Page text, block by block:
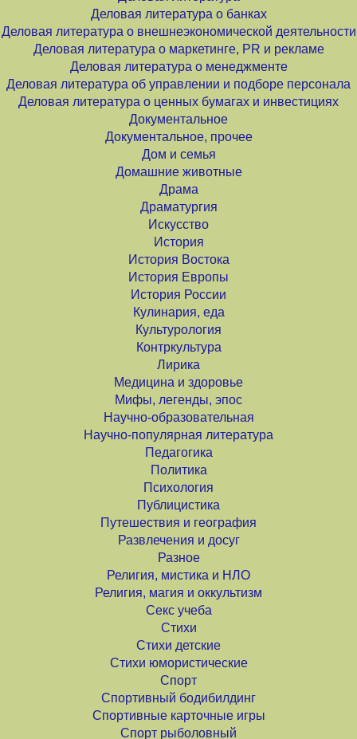
Деловая литература о банках
Деловая литература о внешнеэкономической деятельности
Деловая литература о маркетинге, PR и рекламе
Деловая литература о менеджменте
Деловая литература об управлении и подборе персонала
Деловая литература о ценных бумагах и инвестициях
Документальное
Документальное, прочее
Дом и семья
Домашние животные
Драма
Драматургия
Искусство
История
История Востока
История Европы
История России
Кулинария, еда
Культурология
Контркультура
Лирика
Медицина и здоровье
Мифы, легенды, эпос
Научно-образовательная
Научно-популярная литература
Педагогика
Политика
Психология
Публицистика
Путешествия и география
Развлечения и досуг
Разное
Религия, мистика и НЛО
Религия, магия и оккультизм
Секс учеба
Стихи
Стихи детские
Стихи юмористические
Спорт
Спортивный бодибилдинг
Спортивные карточные игры
Спорт рыболовный